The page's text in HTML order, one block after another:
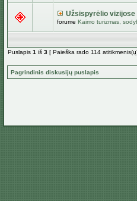
Užsispyrėlio vizijose
forume Kaimo turizmas,
Puslapis 1 iš 3 [ Paieška rado 114
Pagrindinis diskusijų puslapis